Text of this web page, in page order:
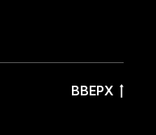
ВВЕРХ